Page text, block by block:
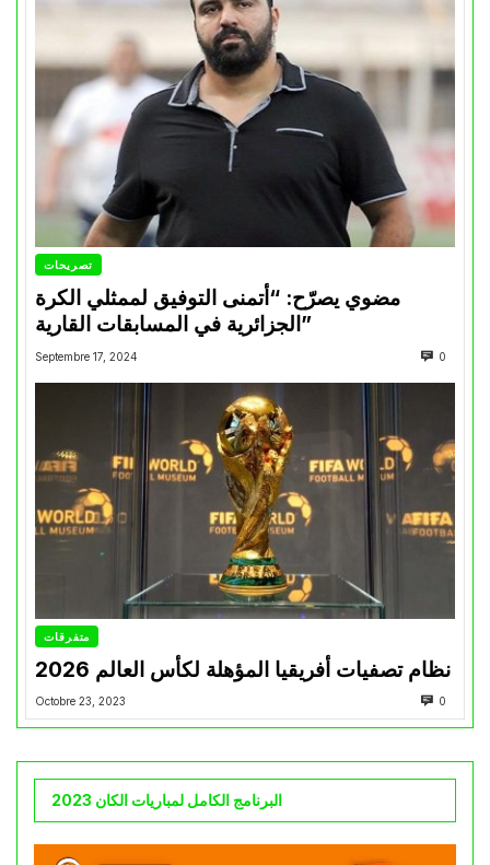
تصريحات
مضوي يصرّح: “أتمنى التوفيق لممثلي الكرة
الجزائرية في المسابقات القارية”
Septembre 17, 2024 0
متفرقات
نظام تصفيات أفريقيا المؤهلة لكأس العالم 2026
Octobre 23, 2023 0
البرنامج الكامل لمباريات الكان 2023